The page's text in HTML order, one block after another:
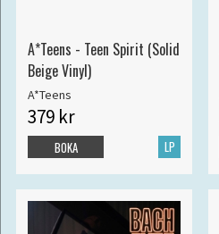
A*Teens - Teen Spirit (Solid
Beige Vinyl)
A*Teens
379 kr
LP
BOKA